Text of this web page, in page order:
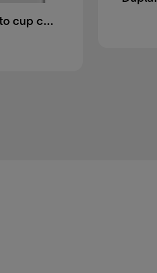
ECAM22.110.W Bean to cup coffee machines